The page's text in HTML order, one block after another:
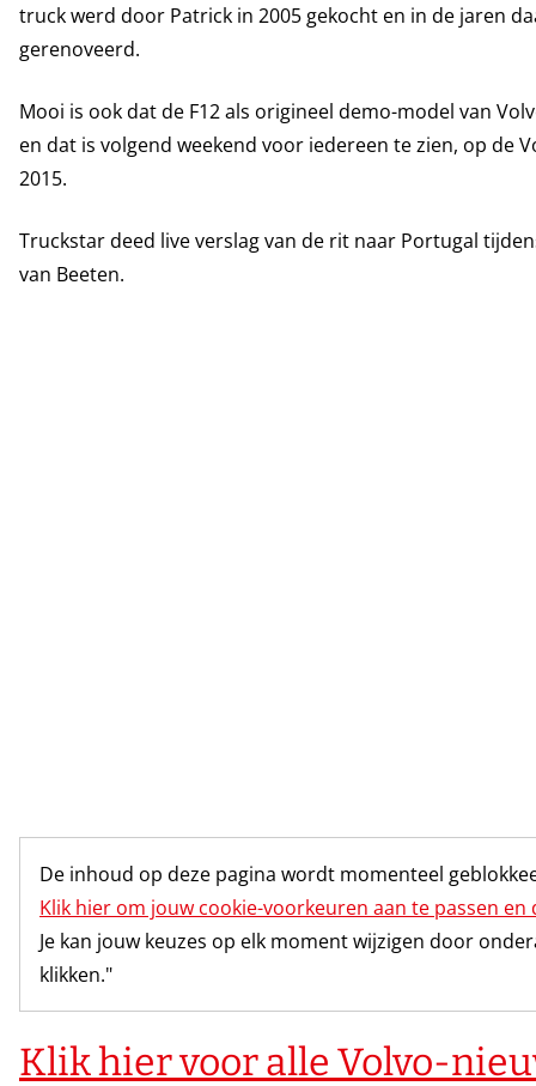
truck werd door Patrick in 2005 gekocht en in de jaren
gerenoveerd.
Mooi is ook dat de F12 als origineel demo-model van
en dat is volgend weekend voor iedereen te zien, op de
2015.
Truckstar deed live verslag van de rit naar Portugal
van Beeten.
De inhoud op deze pagina wordt momenteel
Klik hier om jouw cookie-voorkeuren aan te passen
Je kan jouw keuzes op elk moment wijzigen door
klikken."
Klik hier voor alle Volvo-